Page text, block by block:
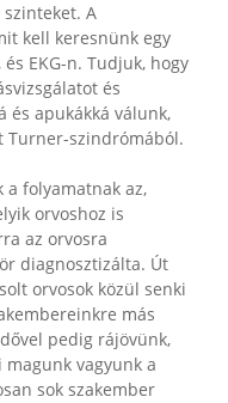
A
kell keresnünk egy
EKG-n. Tudjuk, hogy
és
és apukákká válunk,
Turner-szindrómából.
a folyamatnak az,
orvoshoz is
az orvosra
diagnosztizálta. Út
orvosok közül senki
más
pedig rájövünk,
vagyunk a
sok szakember